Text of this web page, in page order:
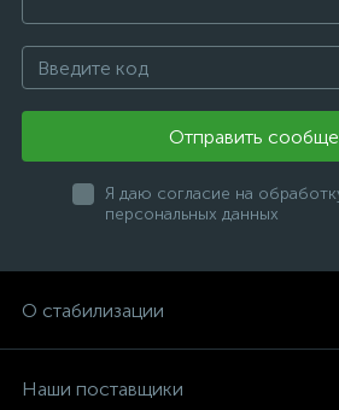
Отправить
Я даю согласие на
персональных данных
О стабилизации
Наши поставщики